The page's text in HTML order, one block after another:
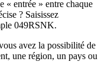
« entrée » entre chaque
? Saisissez
049RSNK.
avez la possibilité de
une région, un pays ou